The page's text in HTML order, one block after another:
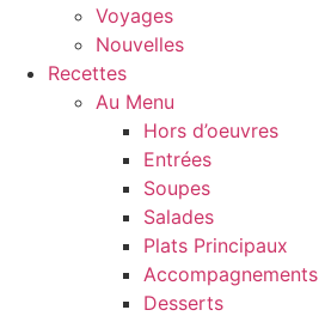
Voyages
Nouvelles
Recettes
Au Menu
Hors d’oeuvres
Entrées
Soupes
Salades
Plats Principaux
Accompagnements
Desserts